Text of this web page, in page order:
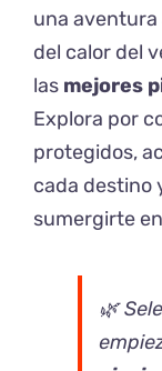
una
del calor del
las mejores
Explora por
protegidos,
cada destino
sumergirte
🌿